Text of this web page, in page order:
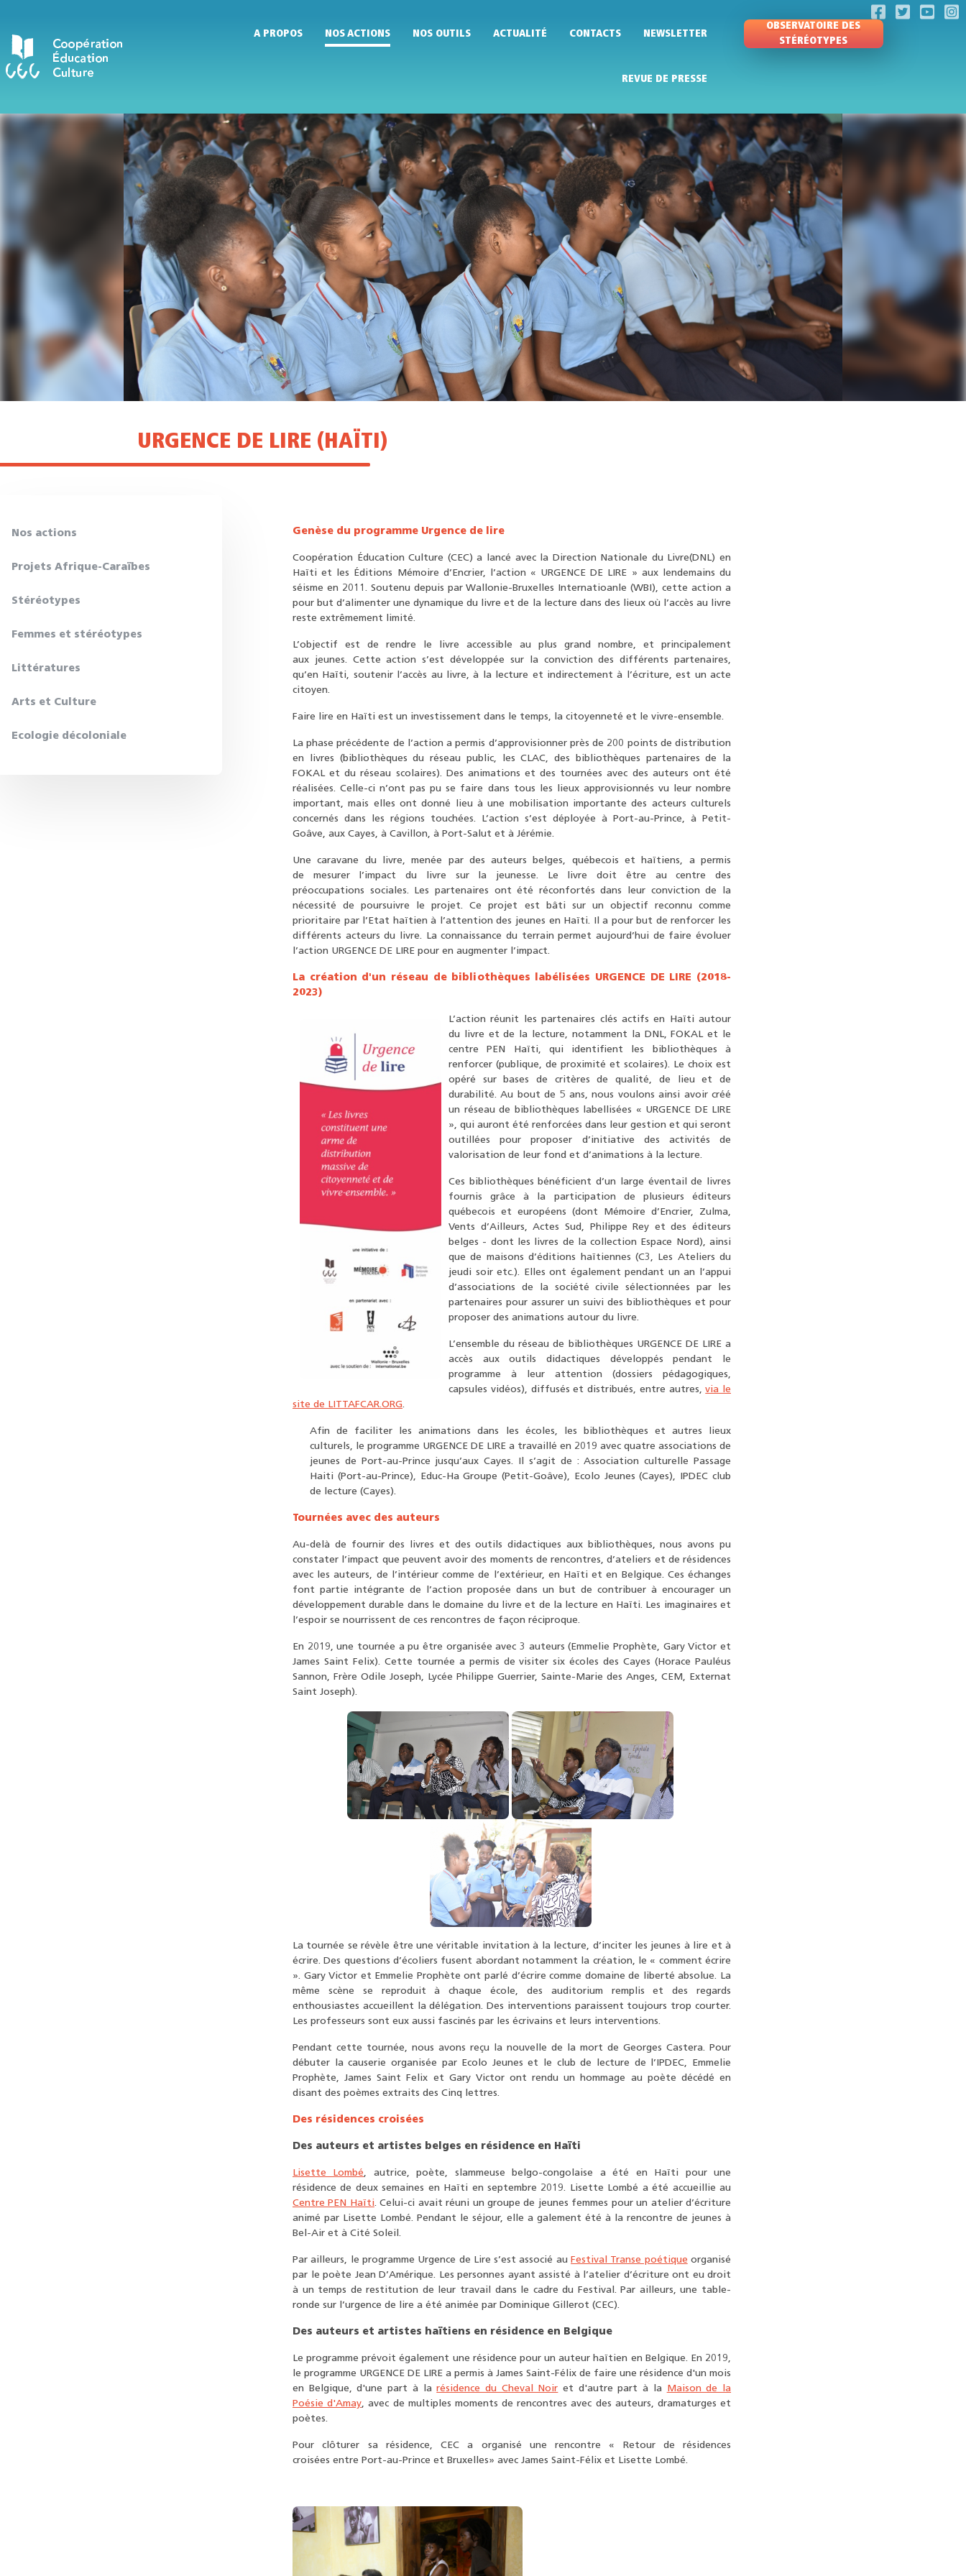
A PROPOS NOS ACTIONS NOS OUTILS ACTUALITÉ CONTACTS NEWSLETTER
REVUE DE PRESSE
OBSERVATOIRE DES
STÉRÉOTYPES
URGENCE DE LIRE (HAÏTI)
Nos actions
Projets Afrique-Caraïbes
Stéréotypes
Femmes et stéréotypes
Littératures
Arts et Culture
Ecologie décoloniale
Genèse du programme Urgence de lire
Coopération Éducation Culture (CEC) a lancé avec la Direction Nationale du Livre(DNL) en
Haïti et les Éditions Mémoire d’Encrier, l’action « URGENCE DE LIRE » aux lendemains du
séisme en 2011. Soutenu depuis par Wallonie-Bruxelles Internatioanle (WBI), cette action a
pour but d’alimenter une dynamique du livre et de la lecture dans des lieux où l’accès au livre
reste extrêmement limité.
L’objectif est de rendre le livre accessible au plus grand nombre, et principalement
aux jeunes. Cette action s’est développée sur la conviction des différents partenaires,
qu’en Haïti, soutenir l’accès au livre, à la lecture et indirectement à l’écriture, est un acte
citoyen.
Faire lire en Haïti est un investissement dans le temps, la citoyenneté et le vivre-ensemble.
La phase précédente de l’action a permis d’approvisionner près de 200 points de distribution
en livres (bibliothèques du réseau public, les CLAC, des bibliothèques partenaires de la
FOKAL et du réseau scolaires). Des animations et des tournées avec des auteurs ont été
réalisées. Celle-ci n’ont pas pu se faire dans tous les lieux approvisionnés vu leur nombre
important, mais elles ont donné lieu à une mobilisation importante des acteurs culturels
concernés dans les régions touchées. L’action s’est déployée à Port-au-Prince, à Petit-
Goâve, aux Cayes, à Cavillon, à Port-Salut et à Jérémie.
Une caravane du livre, menée par des auteurs belges, québecois et haïtiens, a permis
de mesurer l’impact du livre sur la jeunesse. Le livre doit être au centre des
préoccupations sociales. Les partenaires ont été réconfortés dans leur conviction de la
nécessité de poursuivre le projet. Ce projet est bâti sur un objectif reconnu comme
prioritaire par l’Etat haïtien à l’attention des jeunes en Haïti. Il a pour but de renforcer les
différents acteurs du livre. La connaissance du terrain permet aujourd’hui de faire évoluer
l’action URGENCE DE LIRE pour en augmenter l’impact.
La création d'un réseau de bibliothèques labélisées URGENCE DE LIRE (2018-
2023)
L’action réunit les partenaires clés actifs en Haïti autour
du livre et de la lecture, notamment la DNL, FOKAL et le
centre PEN Haïti, qui identifient les bibliothèques à
renforcer (publique, de proximité et scolaires). Le choix est
opéré sur bases de critères de qualité, de lieu et de
durabilité. Au bout de 5 ans, nous voulons ainsi avoir créé
un réseau de bibliothèques labellisées « URGENCE DE LIRE
», qui auront été renforcées dans leur gestion et qui seront
outillées pour proposer d’initiative des activités de
valorisation de leur fond et d’animations à la lecture.
Ces bibliothèques bénéficient d’un large éventail de livres
fournis grâce à la participation de plusieurs éditeurs
québecois et européens (dont Mémoire d’Encrier, Zulma,
Vents d’Ailleurs, Actes Sud, Philippe Rey et des éditeurs
belges - dont les livres de la collection Espace Nord), ainsi
que de maisons d’éditions haïtiennes (C3, Les Ateliers du
jeudi soir etc.). Elles ont également pendant un an l’appui
d’associations de la société civile sélectionnées par les
partenaires pour assurer un suivi des bibliothèques et pour
proposer des animations autour du livre.
L’ensemble du réseau de bibliothèques URGENCE DE LIRE a
accès aux outils didactiques développés pendant le
programme à leur attention (dossiers pédagogiques,
capsules vidéos), diffusés et distribués, entre autres,via le
site de LITTAFCAR.ORG.
Afin de faciliter les animations dans les écoles, les bibliothèques et autres lieux
culturels, le programme URGENCE DE LIRE a travaillé en 2019 avec quatre associations de
jeunes de Port-au-Prince jusqu’aux Cayes. Il s’agit de : Association culturelle Passage
Haiti (Port-au-Prince), Educ-Ha Groupe (Petit-Goâve), Ecolo Jeunes (Cayes), IPDEC club
de lecture (Cayes).
Tournées avec des auteurs
Au-delà de fournir des livres et des outils didactiques aux bibliothèques, nous avons pu
constater l’impact que peuvent avoir des moments de rencontres, d’ateliers et de résidences
avec les auteurs, de l’intérieur comme de l’extérieur, en Haïti et en Belgique. Ces échanges
font partie intégrante de l’action proposée dans un but de contribuer à encourager un
développement durable dans le domaine du livre et de la lecture en Haïti. Les imaginaires et
l’espoir se nourrissent de ces rencontres de façon réciproque.
En 2019, une tournée a pu être organisée avec 3 auteurs (Emmelie Prophète, Gary Victor et
James Saint Felix). Cette tournée a permis de visiter six écoles des Cayes (Horace Pauléus
Sannon, Frère Odile Joseph, Lycée Philippe Guerrier, Sainte-Marie des Anges, CEM, Externat
Saint Joseph).
La tournée se révèle être une véritable invitation à la lecture, d’inciter les jeunes à lire et à
écrire. Des questions d’écoliers fusent abordant notamment la création, le « comment écrire
». Gary Victor et Emmelie Prophète ont parlé d’écrire comme domaine de liberté absolue. La
même scène se reproduit à chaque école, des auditorium remplis et des regards
enthousiastes accueillent la délégation. Des interventions paraissent toujours trop courter.
Les professeurs sont eux aussi fascinés par les écrivains et leurs interventions.
Pendant cette tournée, nous avons reçu la nouvelle de la mort de Georges Castera. Pour
débuter la causerie organisée par Ecolo Jeunes et le club de lecture de l’IPDEC, Emmelie
Prophète, James Saint Felix et Gary Victor ont rendu un hommage au poète décédé en
disant des poèmes extraits des Cinq lettres.
Des résidences croisées
Des auteurs et artistes belges en résidence en Haïti
Lisette Lombé, autrice, poète, slammeuse belgo-congolaise a été en Haïti pour une
résidence de deux semaines en Haïti en septembre 2019. Lisette Lombé a été accueillie au
Centre PEN Haïti. Celui-ci avait réuni un groupe de jeunes femmes pour un atelier d’écriture
animé par Lisette Lombé. Pendant le séjour, elle a galement été à la rencontre de jeunes à
Bel-Air et à Cité Soleil.
Par ailleurs, le programme Urgence de Lire s’est associé auFestival Transe poétique organisé
par le poète Jean D’Amérique. Les personnes ayant assisté à l’atelier d’écriture ont eu droit
à un temps de restitution de leur travail dans le cadre du Festival. Par ailleurs, une table-
ronde sur l’urgence de lire a été animée par Dominique Gillerot (CEC).
Des auteurs et artistes haïtiens en résidence en Belgique
Le programme prévoit également une résidence pour un auteur haïtien en Belgique. En 2019,
le programme URGENCE DE LIRE a permis à James Saint-Félix de faire une résidence d'un mois
en Belgique, d'une part à larésidence du Cheval Noir et d'autre part à la Maison de la
Poésie d'Amay, avec de multiples moments de rencontres avec des auteurs, dramaturges et
poètes.
Pour clôturer sa résidence, CEC a organisé une rencontre « Retour de résidences
croisées entre Port-au-Prince et Bruxelles» avec James Saint-Félix et Lisette Lombé.